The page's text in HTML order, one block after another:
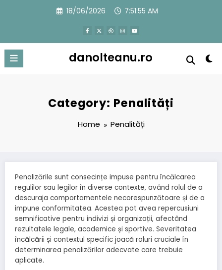
18/06/2026 7:51:57 AM
danolteanu.ro
Category: Penalități
Home Penalități
Penalizările sunt consecințe impuse pentru încălcarea
regulilor sau legilor în diverse contexte, având rolul de a
descuraja comportamentele necorespunzătoare și de a
impune conformitatea. Acestea pot avea repercusiuni
semnificative pentru indivizi și organizații, afectând
rezultatele legale, academice și sportive. Severitatea
încălcării și contextul specific joacă roluri cruciale în
determinarea penalizărilor adecvate care trebuie
aplicate.